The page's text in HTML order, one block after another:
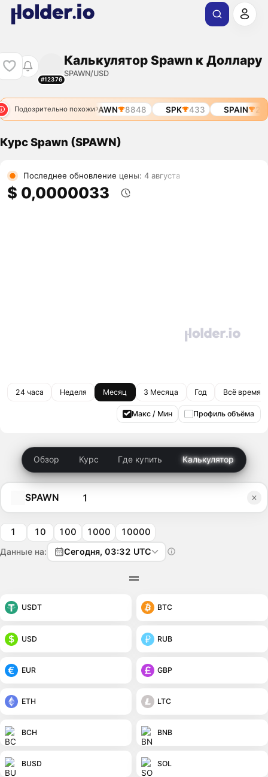
#12376
Калькулятор Spawn к Доллару
SPAWN/USD
Подозрительно похожи
SPARK 3977 SPAWN 8848 SPK 433 SPAIN
Курс Spawn (SPAWN)
Последнее обновление цены: 4 августа
$ 0,0000033
24 часа Неделя Месяц 3 Месяца Год Всё время
Макс / Мин Профиль объёма
Обзор Курс Где купить Калькулятор
SPAWN
1 10 100 1000 10000
Данные на: Сегодня, 03:32 UTC
USDT BTC
USD RUB
EUR GBP
ETH LTC
BCH BNB
BUSD SOL